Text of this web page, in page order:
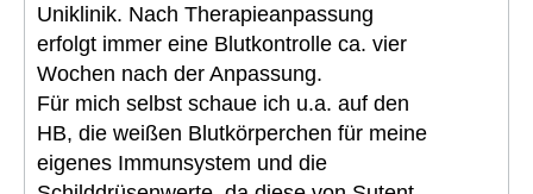
Uniklinik. Nach Therapieanpassung
erfolgt immer eine Blutkontrolle ca. vier
Wochen nach der Anpassung.
Für mich selbst schaue ich u.a. auf den
HB, die weißen Blutkörperchen für meine
eigenes Immunsystem und die